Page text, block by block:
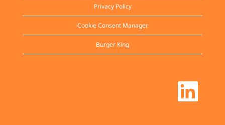
Privacy Policy
Cookie Consent Manager
Burger King
O